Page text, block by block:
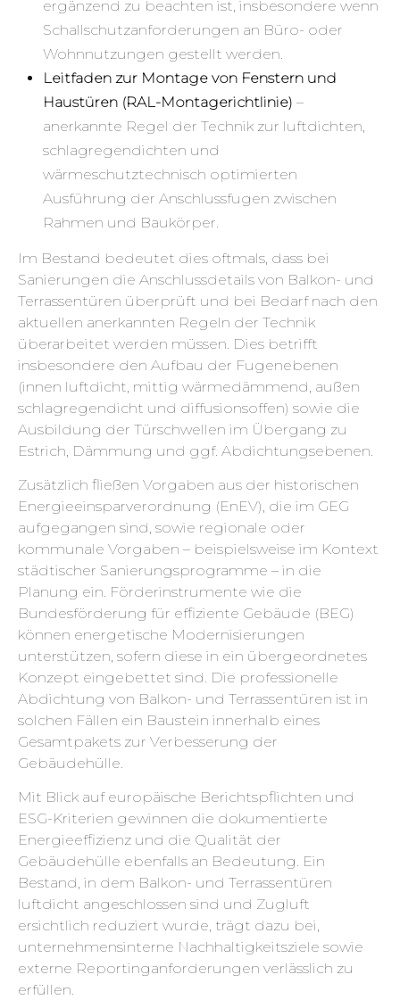
ergänzend zu beachten ist, insbesondere wenn
Schallschutzanforderungen an Büro- oder
Wohnnutzungen gestellt werden.
Leitfaden zur Montage von Fenstern und
Haustüren (RAL-Montagerichtlinie) –
anerkannte Regel der Technik zur luftdichten,
schlagregendichten und
wärmeschutztechnisch optimierten
Ausführung der Anschlussfugen zwischen
Rahmen und Baukörper.
Im Bestand bedeutet dies oftmals, dass bei
Sanierungen die Anschlussdetails von Balkon- und
Terrassentüren überprüft und bei Bedarf nach den
aktuellen anerkannten Regeln der Technik
überarbeitet werden müssen. Dies betrifft
insbesondere den Aufbau der Fugenebenen
(innen luftdicht, mittig wärmedämmend, außen
schlagregendicht und diffusionsoffen) sowie die
Ausbildung der Türschwellen im Übergang zu
Estrich, Dämmung und ggf. Abdichtungsebenen.
Zusätzlich fließen Vorgaben aus der historischen
Energieeinsparverordnung (EnEV), die im GEG
aufgegangen sind, sowie regionale oder
kommunale Vorgaben – beispielsweise im Kontext
städtischer Sanierungsprogramme – in die
Planung ein. Förderinstrumente wie die
Bundesförderung für effiziente Gebäude (BEG)
können energetische Modernisierungen
unterstützen, sofern diese in ein übergeordnetes
Konzept eingebettet sind. Die professionelle
Abdichtung von Balkon- und Terrassentüren ist in
solchen Fällen ein Baustein innerhalb eines
Gesamtpakets zur Verbesserung der
Gebäudehülle.
Mit Blick auf europäische Berichtspflichten und
ESG-Kriterien gewinnen die dokumentierte
Energieeffizienz und die Qualität der
Gebäudehülle ebenfalls an Bedeutung. Ein
Bestand, in dem Balkon- und Terrassentüren
luftdicht angeschlossen sind und Zugluft
ersichtlich reduziert wurde, trägt dazu bei,
unternehmensinterne Nachhaltigkeitsziele sowie
externe Reportinganforderungen verlässlich zu
erfüllen.